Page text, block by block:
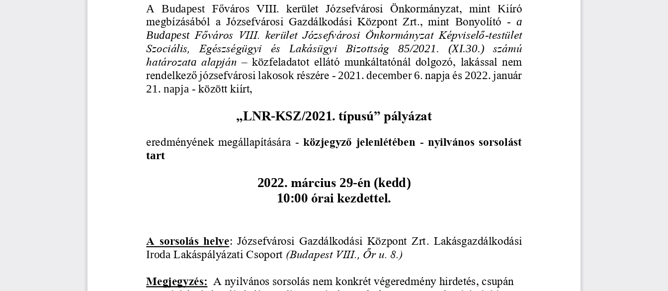
A  Budapest Főváros  VIII.  kerület Józsefvárosi  Önkormányzat,  mint Kiíró
megbízásából  a  Józsefvárosi  Gazdálkodási  Központ  Zrt.,  mint Bonyolító - a
Budapest Főváros  VIII.  kerület Józsefvárosi  Önkormányzat Képviselő-testület
Szociális,  Egészségügyi  és
Lakásügyi  Bizottság 85/2021. (XI.30.)
számú
határozata alapján – közfeladatot  ellátó  munkáltatónál  dolgozó,
lakással  nem
rendelkező józsefvárosi lakosok részére - 2021 . december 6 . napja és 2022 . január
21
. napja - között kiírt,
„LNR-KSZ/2021. típusú” pályázat
eredményének megállapítására - közjegyző jelenlétében - nyilvános sorsolást
tart
2022. március 29-én (kedd)
10:00 órai kezdettel.
A sorsolás helye: Józsefvárosi  Gazdálkodási  Központ  Zrt.  Lakásgazdálkodási
Iroda Lakáspályázati Csoport (Budapest VIII., Őr u. 8.)
Megjegyzés: A nyilvános sorsolás nem konkrét végeredmény hirdetés, csupán